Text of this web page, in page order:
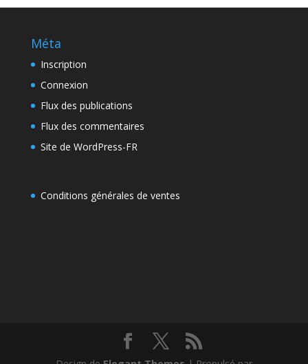
Méta
Inscription
Connexion
Flux des publications
Flux des commentaires
Site de WordPress-FR
Conditions générales de ventes